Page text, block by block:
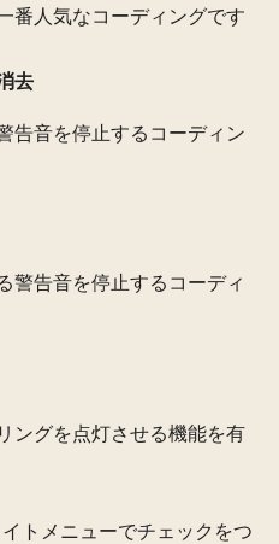
番人気なコーディングです
去
告音を停止するコーディン
警告音を停止するコーディ
ングを点灯させる機能を有
トメニューでチェックをつ